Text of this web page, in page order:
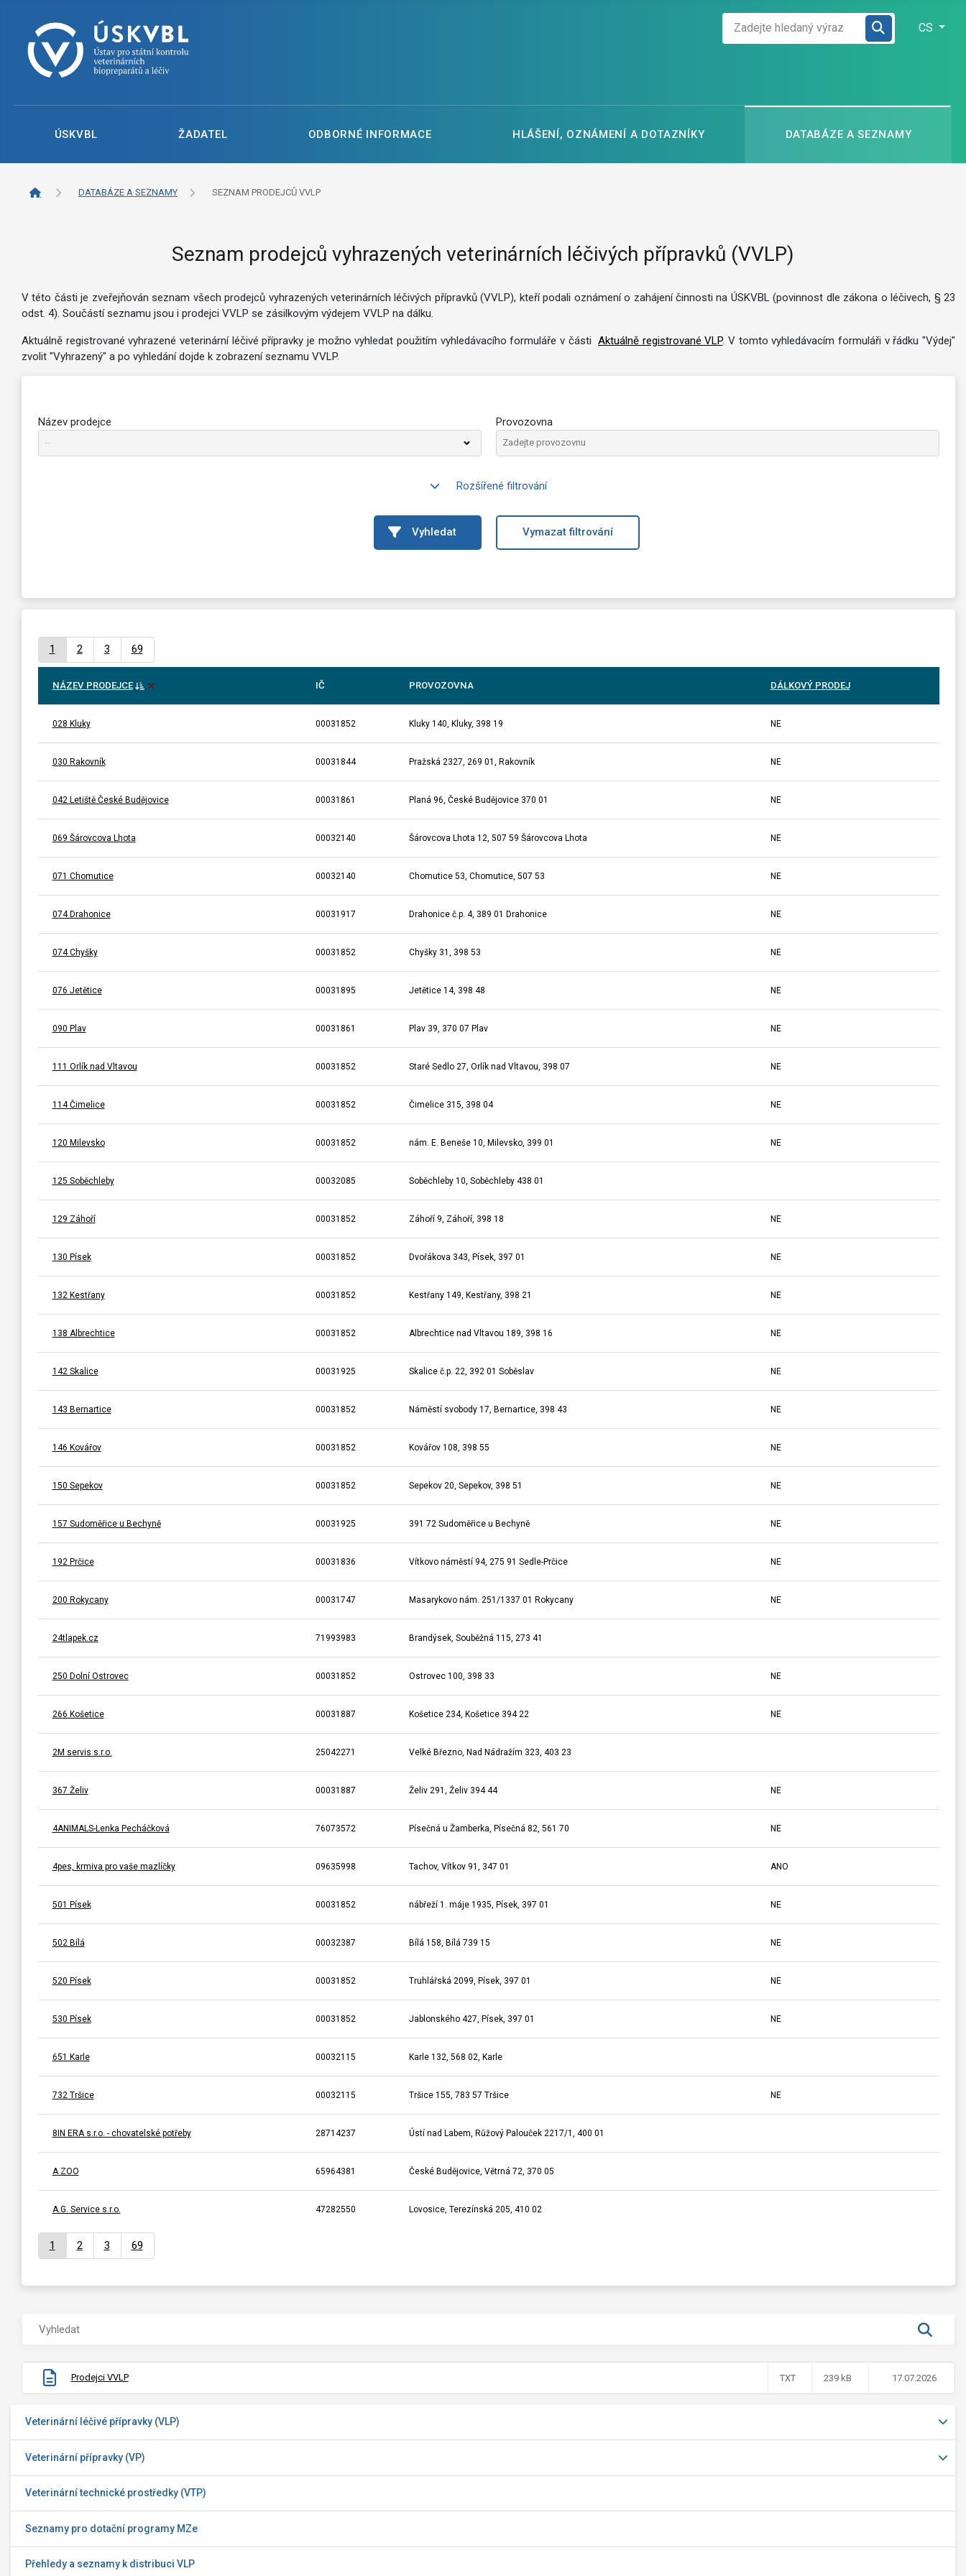
CS
ÚSKVBL ŽADATEL ODBORNÉ INFORMACE HLÁŠENÍ, OZNÁMENÍ A DOTAZNÍKY DATABÁZE A SEZNAMY
DATABÁZE A SEZNAMY SEZNAM PRODEJCŮ VVLP
Veterinární léčivé přípravky (VLP)
Veterinární přípravky (VP)
Veterinární technické prostředky (VTP)
Seznamy pro dotační programy MZe
Přehledy a seznamy k distribuci VLP
Seznam prodejců vyhrazených veterinárních léčivých přípravků (VVLP)
V této části je zveřejňován seznam všech prodejců vyhrazených veterinárních léčivých přípravků (VVLP), kteří podali oznámení o zahájení činnosti na ÚSKVBL (povinnost dle zákona o léčivech, § 23
odst. 4). Součástí seznamu jsou i prodejci VVLP se zásilkovým výdejem VVLP na dálku.
Aktuálně registrované vyhrazené veterinární léčivé přípravky je možno vyhledat použitím vyhledávacího formuláře v části Aktuálně registrované VLP. V tomto vyhledávacím formuláři v řádku "Výdej"
zvolit "Vyhrazený" a po vyhledání dojde k zobrazení seznamu VVLP.
Název prodejce
--
Provozovna
Rozšířené filtrování
Vyhledat Vymazat filtrování
1 2 3 69
NÁZEV PRODEJCE IČ PROVOZOVNA DÁLKOVÝ PRODEJ
028 Kluky 00031852 Kluky 140, Kluky, 398 19 NE
030 Rakovník 00031844 Pražská 2327, 269 01, Rakovník NE
042 Letiště České Budějovice 00031861 Planá 96, České Budějovice 370 01 NE
069 Šárovcova Lhota 00032140 Šárovcova Lhota 12, 507 59 Šárovcova Lhota NE
071 Chomutice 00032140 Chomutice 53, Chomutice, 507 53 NE
074 Drahonice 00031917 Drahonice č.p. 4, 389 01 Drahonice NE
074 Chyšky 00031852 Chyšky 31, 398 53 NE
076 Jetětice 00031895 Jetětice 14, 398 48 NE
090 Plav 00031861 Plav 39, 370 07 Plav NE
111 Orlík nad Vltavou 00031852 Staré Sedlo 27, Orlík nad Vltavou, 398 07 NE
114 Čimelice 00031852 Čimelice 315, 398 04 NE
120 Milevsko 00031852 nám. E. Beneše 10, Milevsko, 399 01 NE
125 Soběchleby 00032085 Soběchleby 10, Soběchleby 438 01
129 Záhoří 00031852 Záhoří 9, Záhoří, 398 18 NE
130 Písek 00031852 Dvořákova 343, Písek, 397 01 NE
132 Kestřany 00031852 Kestřany 149, Kestřany, 398 21 NE
138 Albrechtice 00031852 Albrechtice nad Vltavou 189, 398 16 NE
142 Skalice 00031925 Skalice č.p. 22, 392 01 Soběslav NE
143 Bernartice 00031852 Náměstí svobody 17, Bernartice, 398 43 NE
146 Kovářov 00031852 Kovářov 108, 398 55 NE
150 Sepekov 00031852 Sepekov 20, Sepekov, 398 51 NE
157 Sudoměřice u Bechyně 00031925 391 72 Sudoměřice u Bechyně NE
192 Prčice 00031836 Vítkovo náměstí 94, 275 91 Sedle-Prčice NE
200 Rokycany 00031747 Masarykovo nám. 251/1337 01 Rokycany NE
24tlapek.cz 71993983 Brandýsek, Souběžná 115, 273 41
250 Dolní Ostrovec 00031852 Ostrovec 100, 398 33 NE
266 Košetice 00031887 Košetice 234, Košetice 394 22 NE
2M servis s.r.o. 25042271 Velké Březno, Nad Nádražím 323, 403 23
367 Želiv 00031887 Želiv 291, Želiv 394 44 NE
4ANIMALS-Lenka Pecháčková 76073572 Písečná u Žamberka, Písečná 82, 561 70 NE
4pes, krmiva pro vaše mazlíčky 09635998 Tachov, Vítkov 91, 347 01 ANO
501 Písek 00031852 nábřeží 1. máje 1935, Písek, 397 01 NE
502 Bílá 00032387 Bílá 158, Bílá 739 15 NE
520 Písek 00031852 Truhlářská 2099, Písek, 397 01 NE
530 Písek 00031852 Jablonského 427, Písek, 397 01 NE
651 Karle 00032115 Karle 132, 568 02, Karle
732 Tršice 00032115 Tršice 155, 783 57 Tršice NE
8IN ERA s.r.o. - chovatelské potřeby 28714237 Ústí nad Labem, Růžový Palouček 2217/1, 400 01
A ZOO 65964381 České Budějovice, Větrná 72, 370 05
A.G. Service s.r.o. 47282550 Lovosice, Terezínská 205, 410 02
1 2 3 69
Prodejci VVLP TXT 239 kB 17.07.2026